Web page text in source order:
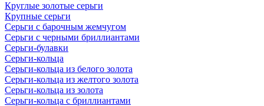
Круглые золотые серьги
Крупные серьги
Серьги с барочным жемчугом
Серьги с черными бриллиантами
Серьги-булавки
Серьги-кольца
Серьги-кольца из белого золота
Серьги-кольца из желтого золота
Серьги-кольца из золота
Серьги-кольца с бриллиантами